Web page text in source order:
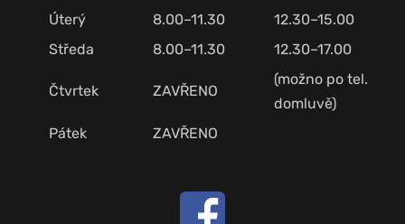
Úterý
8.00–11.30
12.30–15.00
Středa
8.00–11.30 12.30–17.00
Čtvrtek ZAVŘENO
(možno po tel.
domluvě)
Pátek
ZAVŘENO